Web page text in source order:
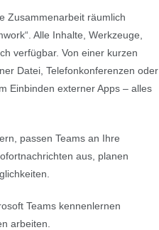
Zusammenarbeit räumlich
Alle Inhalte, Werkzeuge,
verfügbar. Von einer kurzen
Datei, Telefonkonferenzen oder
Einbinden externer Apps – alles
passen Teams an Ihre
aus, planen
Teams kennenlernen
arbeiten.